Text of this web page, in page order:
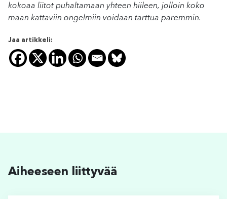
kokoaa liitot puhaltamaan yhteen hiileen, jolloin koko
maan kattaviin ongelmiin voidaan tarttua paremmin.
Jaa artikkeli:
Aiheeseen liittyvää